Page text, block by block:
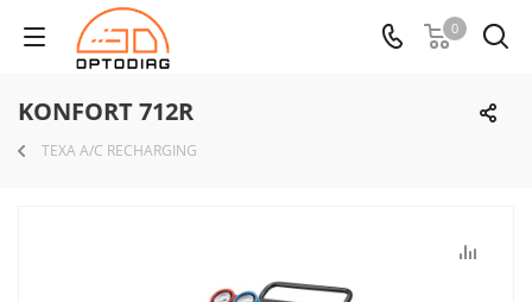
0
KONFORT 712R
TEXA A/C RECHARGING